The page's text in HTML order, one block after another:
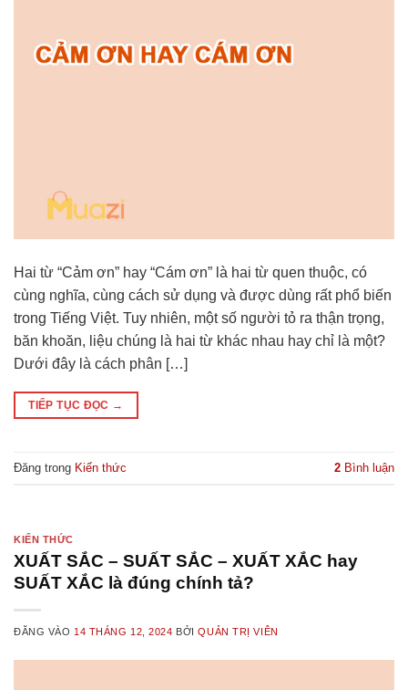
Hai từ “Cảm ơn” hay “Cám ơn” là hai từ quen thuộc, có
cùng nghĩa, cùng cách sử dụng và được dùng rất phổ biến
trong Tiếng Việt. Tuy nhiên, một số người tỏ ra thận trọng,
băn khoăn, liệu chúng là hai từ khác nhau hay chỉ là một?
Dưới đây là cách phân […]
TIẾP TỤC ĐỌC →
Đăng trong Kiến thức 2 Bình luận
KIẾN THỨC
XUẤT SẮC – SUẤT SẮC – XUẤT XẮC hay
SUẤT XẮC là đúng chính tả?
ĐĂNG VÀO 14 THÁNG 12, 2024 BỞIQUẢN TRỊ VIÊN